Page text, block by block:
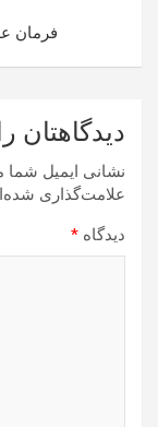
فرمان
دیدگاهتان
نشانی ایمیل شما
علامت‌گذاری
دیدگاه *